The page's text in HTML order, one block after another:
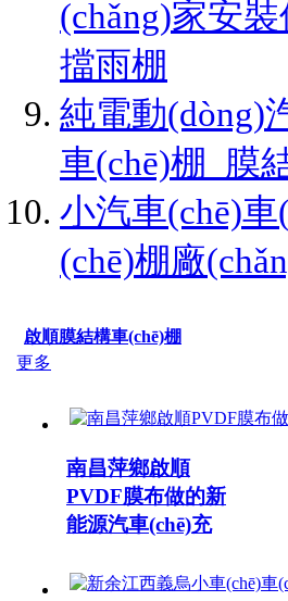
(chǎng)家安
擋雨棚
純電動(dòng)
車(chē)棚_膜
小汽車(chē)
(chē)棚廠
啟順膜結構車(chē)棚
更多
南昌萍鄉啟順
PVDF膜布做的新
能源汽車(chē)充